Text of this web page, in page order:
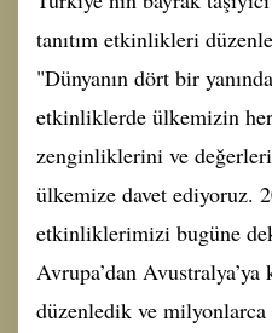
tanıtım etkinlikleri
"Dünyanın dört bir
etkinliklerde ülkemizin her
zenginliklerini ve
ülkemize davet ediyoruz.
etkinliklerimizi bugüne
Avrupa’dan Avustralya’ya
düzenledik ve milyonlarca